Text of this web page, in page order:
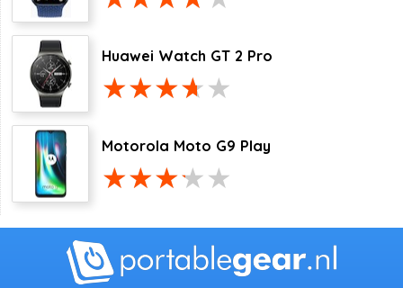
Huawei Watch GT 2 Pro
Motorola Moto G9 Play